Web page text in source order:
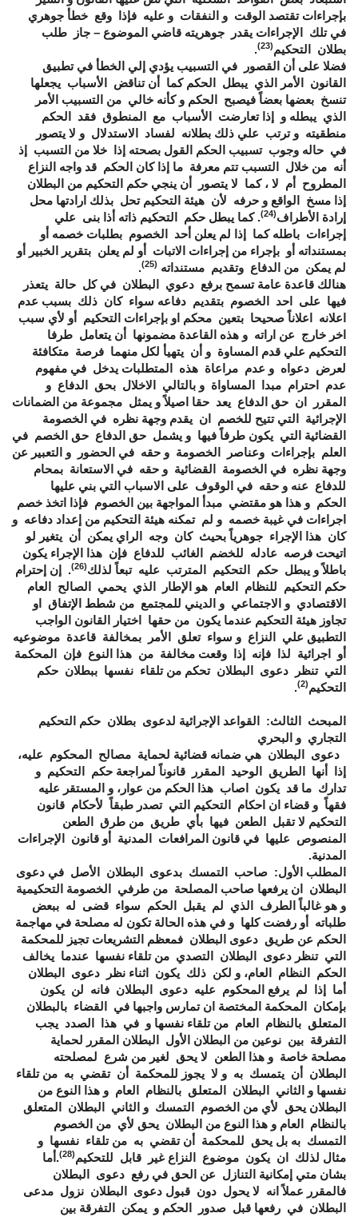
بإجراءات تقتصد الوقت و النفقات و عليه فإذا وقع خطأ جوهري
في تلك الإجراءات يقدر جوهريته قاضي الموضوع – جاز طلب
بطلان التحكيم(23)
.
فضلا على أن القصور في التسبيب يؤدي إلي الخطأ في تطبيق
القانون الأمر الذي يبطل الحكم كما أن تناقض الأسباب يجعلها
تنسخ بعضها بعضاً فيصبح الحكم و كأنه خالي من التسبيب الأمر
الذي يبطله و إذا تعارضت الأسباب مع المنطوق فقد الحكم
منطقيته و ترتب علي ذلك بطلانه لفساد الاستدلال و لا يتصور
في حاله وجوب تسبيب الحكم القول بصحته إذا خلا من التسبب إذ
أنه من خلال التسبب تتم معرفة ما إذا كان الحكم قد واجه النزاع
المطروح أم لا ، كما لا يتصور أن ينجي حكم التحكيم من البطلان
إذا مسخ الواقع و حرفه لأن هيئة التحكيم تحل بذلك ارادتها محل
إرادة الأطراف(24)
. كما يبطل حكم التحكيم ذاته أذا بنى علي
إجراءات باطله كما إذا لم يعلن أحد الخصوم بطلبات خصمه أو
بمستنداته أو بإجراء من إجراءات الاتبات أو لم يعلن بتقرير الخبير أو
لم يمكن من الدفاع وتقديم مستنداته (25)
.
هنالك قاعدة عامة تسمح برفع دعوي البطلان في كل حالة يتعذر
فيها على احد الخصوم بتقديم دفاعه سواء كان ذلك بسبب عدم
اعلانه اعلاناً صحيحا بتعين محكم او بإجراءات التحكيم أو لأي سبب
اخر خارج عن اراته و هذه القاعدة مضمونها أن يتعامل طرفا
التحكيم علي قدم المساوة و أن يتهيأ لكل منهما فرصة متكافئة
لعرض دعواه و عدم مراعاة هذه المتطلبات يدخل في مفهوم
عدم احترام مبدا المساواة و بالتالي الاخلال بحق الدفاع و
المقرر ان حق الدفاع يعد حقا اصيلاً و يمثل مجموعة من الضمانات
الإجرائية التي تتيح للخصم ان يقدم وجهة نظره في الخصومة
القضائية التي يكون طرفاً فيها و يشمل حق الدفاع حق الخصم في
العلم بإجراءات وعناصر الخصومة و حقه في الحضور و التعبير عن
وجهة نظره في الخصومة القضائية و حقه في الاستعانة بمحام
للدفاع عنه و حقه في الوقوف على الاسباب التي بني عليها
الحكم و هذا هو مقتضي مبدأ المواجهة بين الخصوم فإذا اتخذ خصم
اجراءات في غيبة خصمه و لم تمكنه هيئة التحكيم من إعداد دفاعه و
كان هذا الإجراء جوهرياً بحيث كان وجه الراي يمكن أن يتغير لو
اتيحت فرصه عادله للخضم الغائب للدفاع فإن هذا الإجراء يكون
باطلاً و يبطل حكم التحكيم المترتب عليه تبعاً لذلك(26)
. إن إحترام
حكم التحكيم للنظام العام هو الإطار الذي يحمي الصالح العام
الاقتصادي و الاجتماعي و الديني للمجتمع من شطط الإتفاق او
تجاوز هيئة التحكيم عندما يكون من حقها اختيار القانون الواجب
التطبيق علي النزاع و سواء تعلق الأمر بمخالفة قاعدة موضوعيه
أو اجرائية لذا فإنه إذا وقعت مخالفة من هذا النوع فإن المحكمة
التي تنظر دعوى البطلان تحكم من تلقاء نفسها ببطلان حكم
التحكيم(2)
.
المبحث الثالث: القواعد الإجرائية لدعوى بطلان حكم التحكيم
التجاري و البحري
دعوى البطلان هي ضمانه قضائية لحماية مصالح المحكوم عليه،
إذا أنها الطريق الوحيد المقرر قانوناً لمراجعة حكم التحكيم و
تدارك ما قد يكون اصاب هذا الحكم من عوار، و المستقر عليه
فقهاً و قضاء ان احكام التحكيم التي تصدر طبقاً لأحكام قانون
التحكيم لا تقبل الطعن فيها بأي طريق من طرق الطعن
المنصوص عليها في قانون المرافعات المدنية أو قانون الإجراءات
المدنية.
المطلب الأول: صاحب التمسك بدعوى البطلان الأصل في دعوى
البطلان ان يرفعها صاحب المصلحة من طرفي الخصومة التحكيمية
و هو غالباً الطرف الذي لم يقبل الحكم سواء قضى له ببعض
طلباته أو رفضت كلها و في هذه الحالة تكون له مصلحة في مهاجمة
الحكم عن طريق دعوى البطلان فمعظم التشريعات تجيز للمحكمة
التي تنظر دعوى البطلان التصدي من تلقاء نفسها عندما يخالف
الحكم النظام العام، و لكن ذلك يكون اثناء نظر دعوى البطلان
أما إذا لم يرفع المحكوم عليه دعوى البطلان فانه لن يكون
بإمكان المحكمة المختصة ان تمارس واجبها في القضاء بالبطلان
المتعلق بالنظام العام من تلقاء نفسها و في هذا الصدد يجب
التفرقة بين نوعين من البطلان الأول البطلان المقرر لحماية
مصلحة خاصة و هذا الطعن لا يحق لغير من شرع لمصلحته
البطلان أن يتمسك به و لا يجوز للمحكمة أن تقضي به من تلقاء
نفسها و الثاني البطلان المتعلق بالنظام العام و هذا النوع من
البطلان يحق لأي من الخصوم التمسك و الثاني البطلان المتعلق
بالنظام العام و هذا النوع من البطلان يحق لأي من الخصوم
التمسك به بل يحق للمحكمة أن تقضي به من تلقاء نفسها و
مثال لذلك ان يكون موضوع النزاع غير قابل للتحكيم(28)
.أما
بشان متي إمكانية التنازل عن الحق في رفع دعوى البطلان
فالمقرر عملاً انه لا يحول دون قبول دعوى البطلان نزول مدعى
البطلان في رفعها قبل صدور الحكم و يمكن التفرقة بين